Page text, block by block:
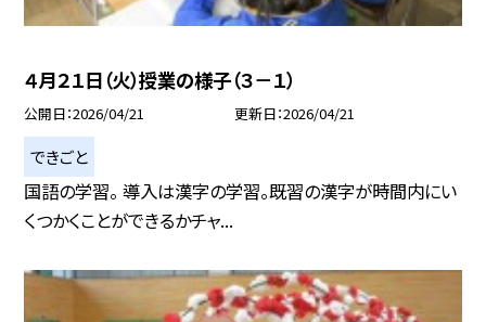
４月２１日（火）授業の様子（３－１）
公開日 2026/04/21 更新日 2026/04/21
できごと
国語の学習。 導入は漢字の学習。既習の漢字が時間内にい
くつかくことができるかチャ...